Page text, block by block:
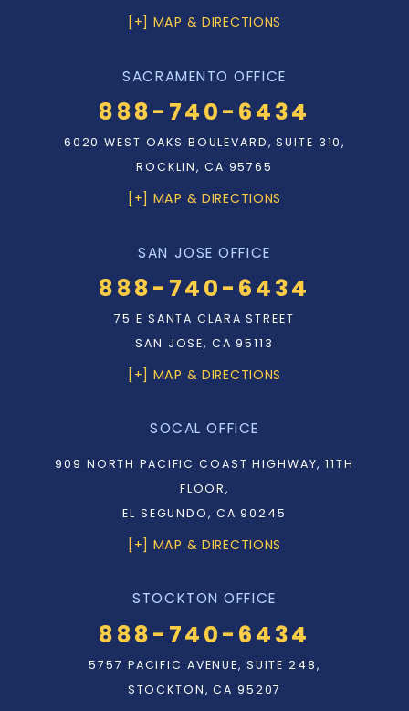
[+] MAP & DIRECTIONS
SACRAMENTO OFFICE
888-740-6434
6020 WEST OAKS BOULEVARD, SUITE 310,
ROCKLIN, CA 95765
[+] MAP & DIRECTIONS
SAN JOSE OFFICE
888-740-6434
75 E SANTA CLARA STREET
SAN JOSE, CA 95113
[+] MAP & DIRECTIONS
SOCAL OFFICE
909 NORTH PACIFIC COAST HIGHWAY, 11TH
FLOOR,
EL SEGUNDO, CA 90245
[+] MAP & DIRECTIONS
STOCKTON OFFICE
888-740-6434
5757 PACIFIC AVENUE, SUITE 248,
STOCKTON, CA 95207